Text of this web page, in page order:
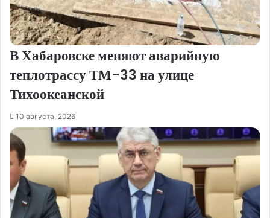
В Хабаровске меняют аварийную
теплотрассу ТМ-33 на улице
Тихоокеанской
10 августа, 2026